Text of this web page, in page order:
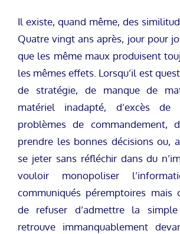
Il existe, quand même, des
Quatre vingt ans après, jour pour
que les même maux produisent
les mêmes effets. Lorsqu’il est
de stratégie, de manque de
matériel inadapté, d’excès de
problèmes de commandement,
prendre les bonnes décisions ou,
se jeter sans réfléchir dans du
vouloir monopoliser
communiqués péremptoires mais
de refuser d’admettre la
retrouve immanquablement